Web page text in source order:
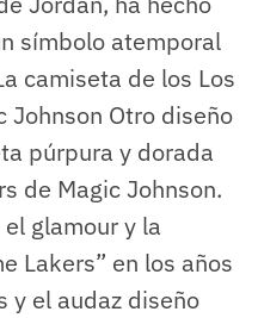
símbolo atemporal
camiseta de los Los
Johnson Otro diseño
púrpura y dorada
de Magic Johnson.
glamour y la
Lakers” en los años
y el audaz diseño